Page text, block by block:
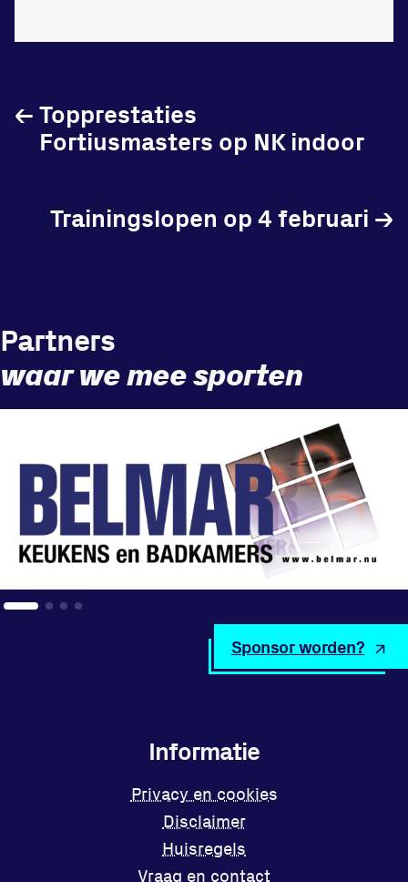
Locatie
Halmaheiraplein 35
Informatie
Privacy en cookies
Topprestaties
Fortiusmasters op NK indoor
←
Trainingslopen op 4 februari →
Informatie
Privacy en cookies
Disclaimer
Huisregels
Vraag en contact
Partners
waar we mee sporten
Sponsor worden?